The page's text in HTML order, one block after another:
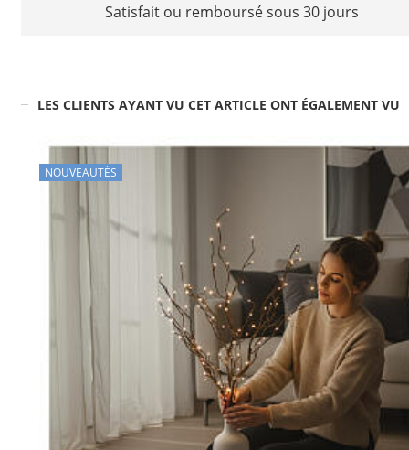
Satisfait ou remboursé sous 30 jours
LES CLIENTS AYANT VU CET ARTICLE ONT ÉGALEMENT VU
NOUVEAUTÉS